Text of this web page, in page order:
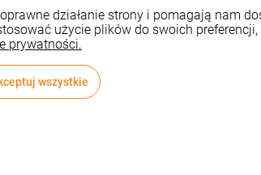
działanie strony i pomagają nam
użycie plików do swoich
prywatności.
wszystkie